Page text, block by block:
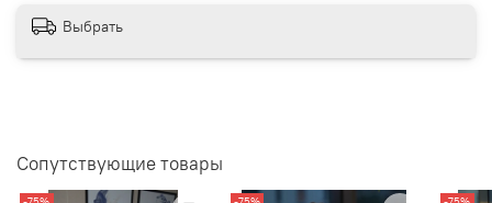
Выбрать
Сопутствующие товары